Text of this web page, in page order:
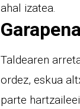
ahal izatea.
Garapena
Taldearen
ordez, eskua
parte